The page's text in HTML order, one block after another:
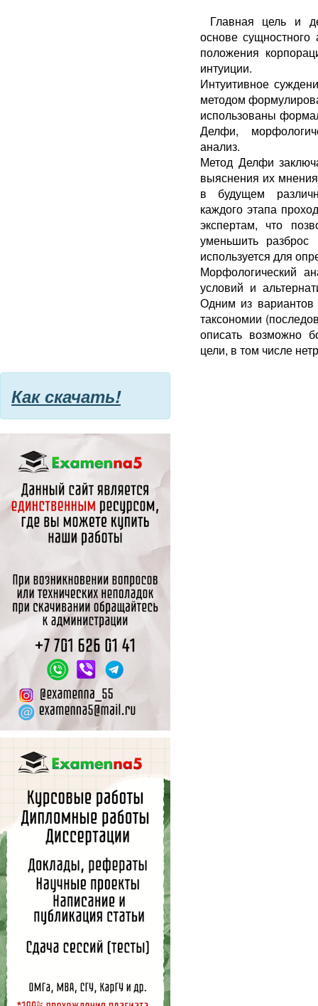
Главная цель и
основе сущностного
положения
интуиции.
Интуитивное
методом
использованы
Делфи,
анализ.
Метод Делфи
выяснения их
в будущем
каждого этапа
экспертам, что
уменьшить разброс
используется для
Морфологический
условий и
Одним из вариантов
таксономии
описать возможно
цели, в том числе
Как скачать!